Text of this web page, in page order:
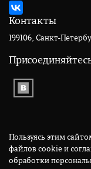
Контакты
199106, Санкт-
Пользуясь этим
файлов cookie и
обработки